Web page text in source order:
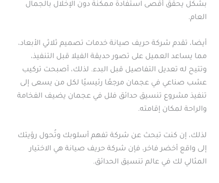
بشكل يحقق أقصى استفادة ممكنة دون الإخلال بالجمال
العام.
أيضا، تقدم شركة حريف صيانة خدمات تصميم ثلاثي الأبعاد،
مما يساعد العميل على تصور حديقة الفيلا قبل التنفيذ،
وتتيح له تعديل التفاصيل قبل البدء. لذلك، أصبحت تركيب
عشب صناعي في عجمان مرجعًا رئيسيًا لكل من يسعى إلى
تنفيذ مشروع تنسيق حدائق فلل في عجمان يضيف الفخامة
والراحة لمكان إقامته.
لذلك، إن كنت تبحث عن شركة تفهم أسلوبك وتُحول رؤيتك
إلى واقع أخضر فاخر، فإن شركة حريف صيانة هي الاختيار
المثالي لك في عالم تنسيق الحدائق.